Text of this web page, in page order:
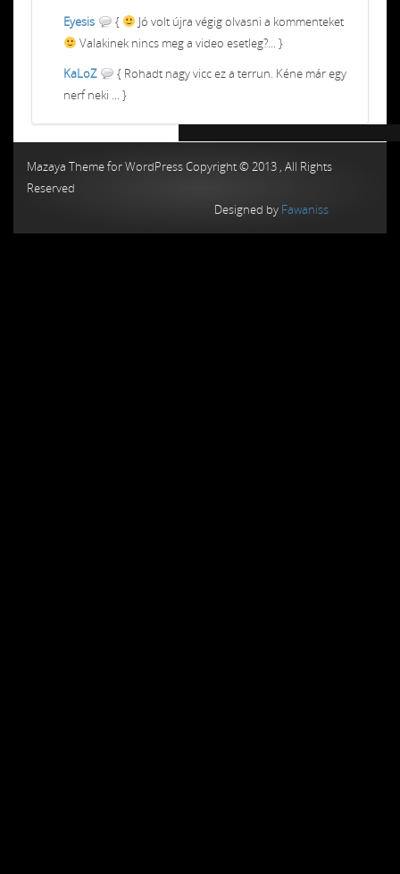
Eyesis
{
Jó volt újra végig olvasni a kommenteket
Valakinek nincs meg a video esetleg?... }
KaLoZ
{ Rohadt nagy vicc ez a terrun. Kéne már egy
nerf neki ... }
Mazaya Theme for WordPress Copyright © 2013 , All Rights
Reserved
Designed by Fawaniss